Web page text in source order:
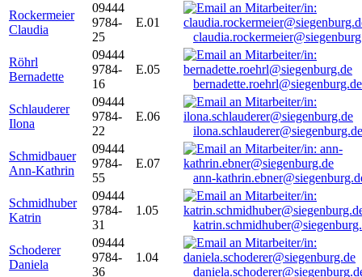
Rockermeier
Claudia
09444
9784-
25
E.01
Röhrl
Bernadette
09444
9784-
16
E.05
bernadette.roehrl@siegenburg.de
Schlauderer
Ilona
09444
9784-
22
E.06
ilona.schlauderer@siegenburg.de
Schmidbauer
Ann-Kathrin
09444
9784-
55
E.07
ann-
Schmidhuber
Katrin
09444
9784-
31
1.05
Schoderer
Daniela
09444
9784-
36
1.04